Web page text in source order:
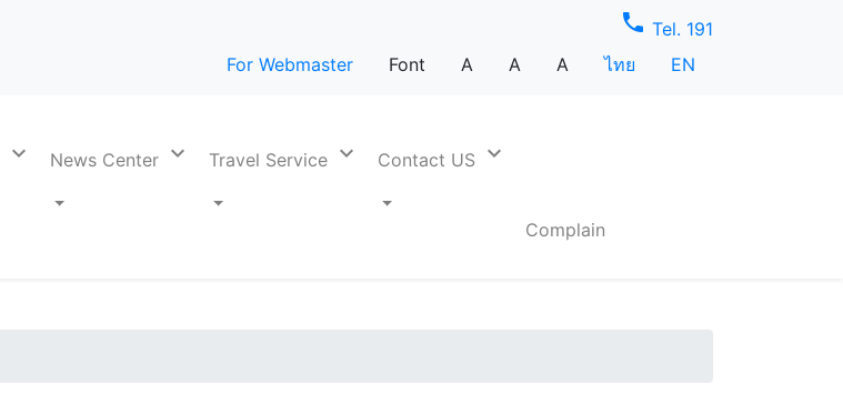
phone Tel. 191
For Webmaster
Font A A A ไทย EN
expand_more News Center expand_more Travel Service expand_more Contact US expand_more
Complain